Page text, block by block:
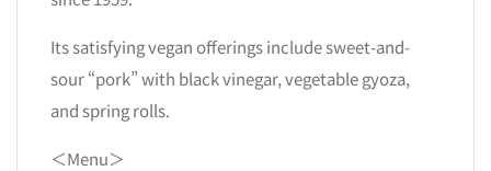
Its satisfying vegan offerings include sweet-and-
sour “pork” with black vinegar, vegetable gyoza,
and spring rolls.
＜Menu＞